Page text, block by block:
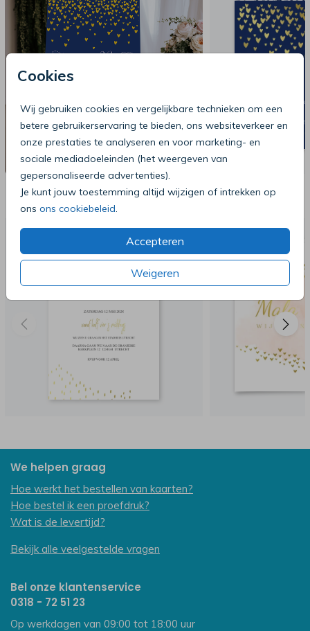
Cookies
Wij gebruiken cookies en vergelijkbare technieken om een
betere gebruikerservaring te bieden, ons websiteverkeer en
onze prestaties te analyseren en voor marketing- en
sociale mediadoeleinden (het weergeven van
gepersonaliseerde advertenties).
Je kunt jouw toestemming altijd wijzigen of intrekken op
ons ons cookiebeleid
Accepteren
Weigeren
Deze producten zijn wellicht ook iets
voor je
We helpen graag
Hoe werkt het bestellen van kaarten?
Hoe bestel ik een proefdruk?
Wat is de levertijd?
Bekijk alle veelgestelde vragen
Bel onze klantenservice
0318 - 72 51 23
Op werkdagen van 09:00 tot 18:00 uur